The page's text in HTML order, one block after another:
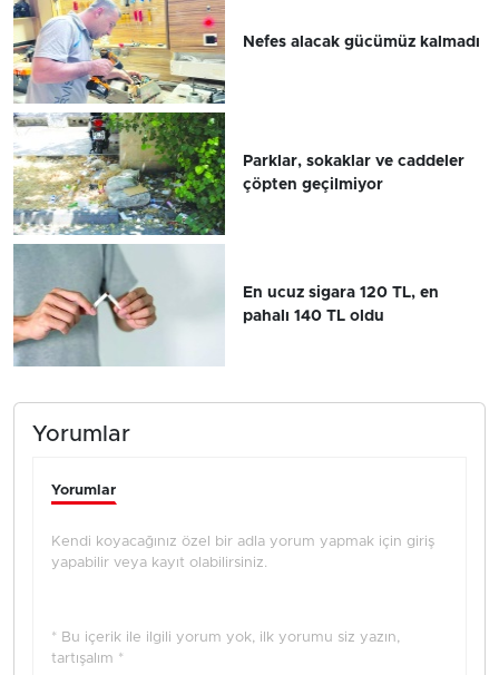
Nefes alacak gücümüz kalmadı
Parklar, sokaklar ve caddeler
çöpten geçilmiyor
En ucuz sigara 120 TL, en
pahalı 140 TL oldu
Yorumlar
Yorumlar
Kendi koyacağınız özel bir adla yorum yapmak için giriş
yapabilir veya kayıt olabilirsiniz.
* Bu içerik ile ilgili yorum yok, ilk yorumu siz yazın,
tartışalım *